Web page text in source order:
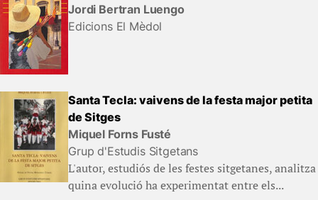
Jordi Bertran Luengo
Edicions El Mèdol
Santa Tecla: vaivens de la festa major petita
de Sitges
Miquel Forns Fusté
Grup d'Estudis Sitgetans
L'autor, estudiós de les festes sitgetanes, analitza
quina evolució ha experimentat entre els...